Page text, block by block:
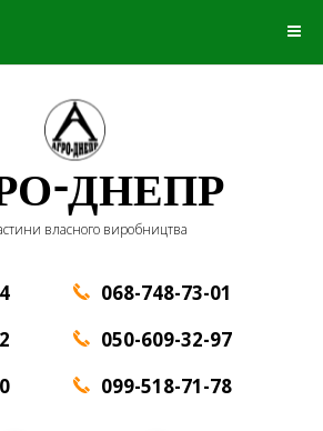
ДНЕПР
власного виробництва
068-748-73-01
050-609-32-97
099-518-71-78